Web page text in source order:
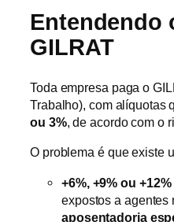
Entendendo
GILRAT
Toda empresa paga o
Trabalho), com alíquotas
ou 3%, de acordo com o
O problema é que existe
+6%, +9% ou +12%
expostos a agentes
aposentadoria